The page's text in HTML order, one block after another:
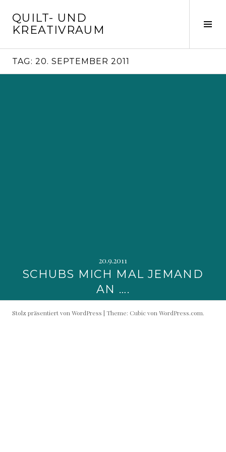
zum
Inhalt
QUILT- UND
KREATIVRAUM
TAG: 20. SEPTEMBER 2011
20.9.2011
SCHUBS MICH MAL JEMAND
AN ….
Stolz präsentiert von WordPress | Theme: Cubic von WordPress.com.